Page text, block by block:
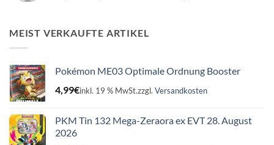
16,99€15,75€.
MEIST VERKAUFTE ARTIKEL
Pokémon ME03 Optimale Ordnung Booster
4,99€inkl. 19 % MwSt.zzgl. Versandkosten
PKM Tin 132 Mega-Zeraora ex EVT 28. August
2026